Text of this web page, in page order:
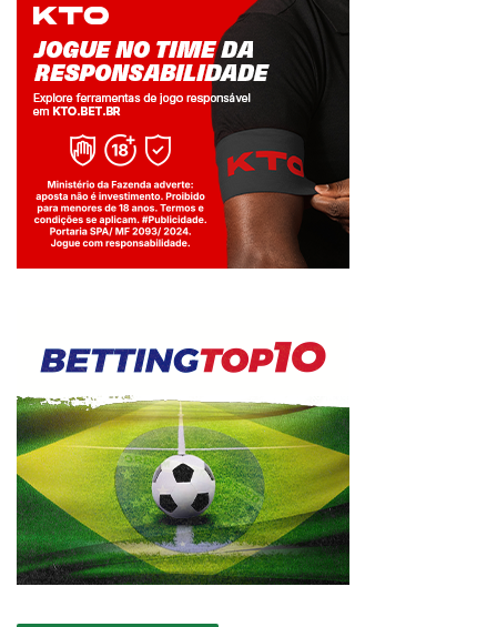
Jogue com responsabilidade. 18+